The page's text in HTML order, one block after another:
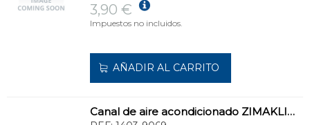
3,90 €
Impuestos no incluidos.
AÑADIR AL CARRITO
Canal de aire acondicionado ZIMAKLIMA 1403-9069 de alta capacidad ideal para viviendas